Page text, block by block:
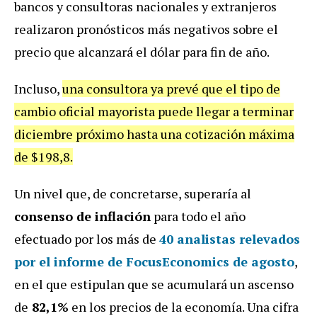
bancos y consultoras nacionales y extranjeros
realizaron pronósticos más negativos sobre el
precio que alcanzará el dólar para fin de año.
Incluso,una consultora ya prevé que el tipo de
cambio oficial mayorista puede llegar a terminar
diciembre próximo hasta una cotización máxima
de $198,8.
Un nivel que, de concretarse, superaría al
consenso de inflación para todo el año
efectuado por los más de 40 analistas relevados
por el informe de FocusEconomics de agosto,
en el que estipulan que se acumulará un ascenso
de 82,1% en los precios de la economía. Una cifra